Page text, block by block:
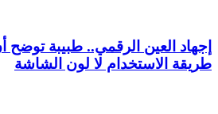
إجهاد العين الرقمي.. طبيبة
طريقة الاستخدام لا لون الشاشة